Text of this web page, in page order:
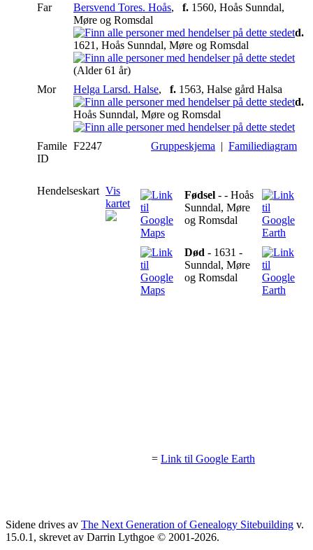
Far Bersvend Tores. Hoås, f. 1560, Hoås Sunndal,
Møre og Romsdal
d.
1621, Hoås Sunndal, Møre og Romsdal
(Alder 61 år)
Mor
Helga Larsd. Halse, f. 1563, Halse gård Halsa
d.
Hoås Sunndal, Møre og Romsdal
Famile
ID
F2247 Gruppeskjema | Familiediagram
Hendelseskart Vis
kartet
Fødsel - - Hoås
Sunndal, Møre
og Romsdal
Død - 1631 -
Sunndal, Møre
og Romsdal
= Link til Google Earth
Sidene drives av The Next Generation of Genealogy Sitebuilding v.
15.0.1, skrevet av Darrin Lythgoe © 2001-2026.